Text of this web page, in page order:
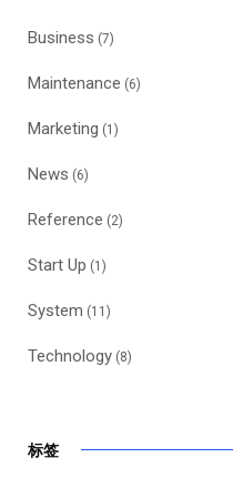
Business (7)
Maintenance (6)
Marketing (1)
News (6)
Reference (2)
Start Up (1)
System (11)
Technology (8)
标签